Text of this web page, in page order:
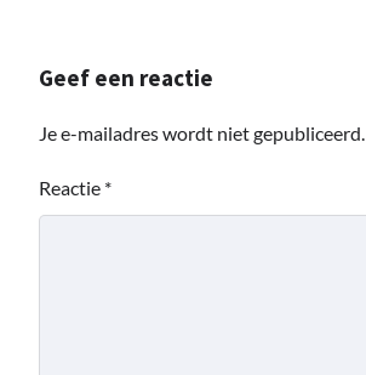
Geef een reactie
Je e-mailadres wordt niet gepubliceerd.
Reactie *